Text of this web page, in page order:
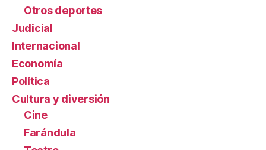
Otros deportes
Judicial
Internacional
Economía
Política
Cultura y diversión
Cine
Farándula